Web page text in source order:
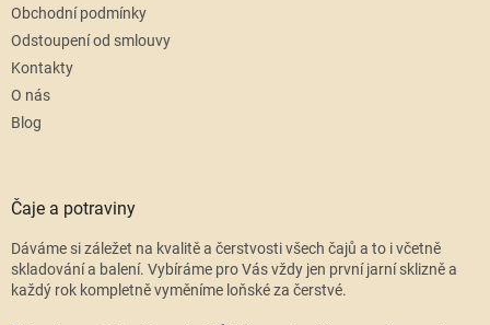
Obchodní podmínky
Odstoupení od smlouvy
Kontakty
O nás
Blog
Čaje a potraviny
Dáváme si záležet na kvalitě a čerstvosti všech čajů a to i včetně
skladování a balení. Vybíráme pro Vás vždy jen první jarní sklizně a
každý rok kompletně vyměníme loňské za čerstvé.